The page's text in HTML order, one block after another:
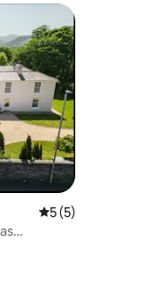
recensies
Gemiddelde
5 (5)